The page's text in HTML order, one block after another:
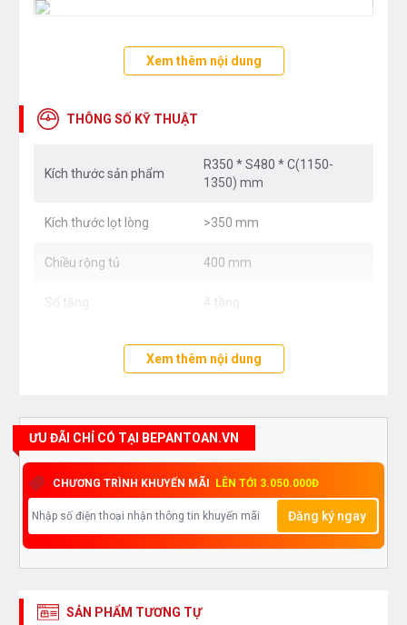
Xem thêm nội dung
THÔNG SỐ KỸ THUẬT
Kích thước sản phẩm
R350 * S480 * C(1150-
1350) mm
Kích thước lọt lòng >350 mm
Chiều rộng tủ 400 mm
Số tầng 4 tầng
Xem thêm nội dung
ƯU ĐÃI CHỈ CÓ TẠI BEPANTOAN.VN
CHƯƠNG TRÌNH KHUYẾN MÃI LÊN TỚI 3.050.000Đ
Đăng ký ngay
SẢN PHẨM TƯƠNG TỰ